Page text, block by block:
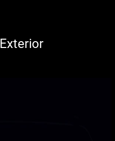
Exterior